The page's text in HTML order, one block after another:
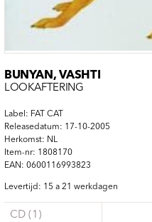
BUNYAN, VASHTI
LOOKAFTERING
Label: FAT CAT
Releasedatum: 17-10-2005
Herkomst: NL
Item-nr: 1808170
EAN: 0600116993823
Levertijd: 15 a 21 werkdagen
CD (1)